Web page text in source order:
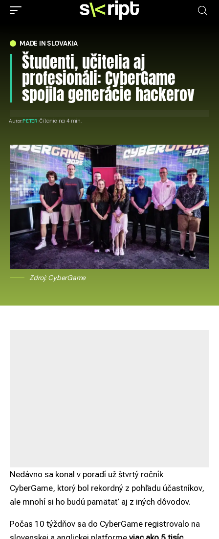
MADE IN SLOVAKIA
Študenti, učitelia aj
profesionáli: CyberGame
spojila generácie hackerov
Autor:PETER Čítanie na 4 min.
Zdroj: CyberGame
Nedávno sa konal v poradí už štvrtý ročník
CyberGame, ktorý bol rekordný z pohľadu účastníkov,
ale mnohí si ho budú pamätať aj z iných dôvodov.
Počas 10 týždňov sa do CyberGame registrovalo na